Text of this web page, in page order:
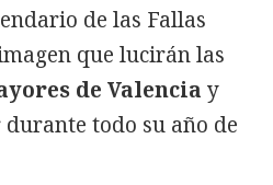
de las Fallas
que lucirán las
de Valencia y
todo su año de